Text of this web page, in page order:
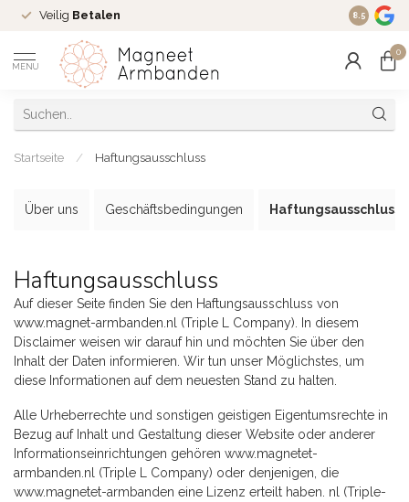
Veilig Betalen Ruim 16
8.5
MENU
0
Startseite / Haftungsausschluss
Über uns Geschäftsbedingungen Haftungsausschluss
Haftungsausschluss
Auf dieser Seite finden Sie den Haftungsausschluss von
www.magnet-armbanden.nl (Triple L Company). In diesem
Disclaimer weisen wir darauf hin und möchten Sie über den
Inhalt der Daten informieren. Wir tun unser Möglichstes, um
diese Informationen auf dem neuesten Stand zu halten.
Alle Urheberrechte und sonstigen geistigen Eigentumsrechte in
Bezug auf Inhalt und Gestaltung dieser Website oder anderer
Informationseinrichtungen gehören www.magnetet-
armbanden.nl (Triple L Company) oder denjenigen, die
www.magnetet-armbanden eine Lizenz erteilt haben. nl (Triple-